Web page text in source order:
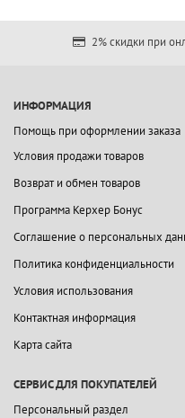
2% скидки при
ИНФОРМАЦИЯ
Помощь при оформлении заказа
Условия продажи товаров
Возврат и обмен товаров
Программа Керхер Бонус
Соглашение о персональных
Политика конфиденциальности
Условия использования
Контактная информация
Карта сайта
СЕРВИС ДЛЯ ПОКУПАТЕЛЕЙ
Персональный раздел